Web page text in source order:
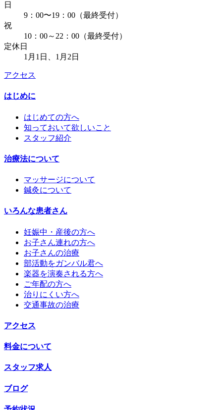
日
9：00〜19：00（最終受付）
祝
10：00～22：00（最終受付）
定休日
1月1日、1月2日
アクセス
はじめに
はじめての方へ
知っておいて欲しいこと
スタッフ紹介
治療法について
マッサージについて
鍼灸について
いろんな患者さん
妊娠中・産後の方へ
お子さん連れの方へ
お子さんの治療
部活動をガンバル君へ
楽器を演奏される方へ
ご年配の方へ
治りにくい方へ
交通事故の治療
アクセス
料金について
スタッフ求人
ブログ